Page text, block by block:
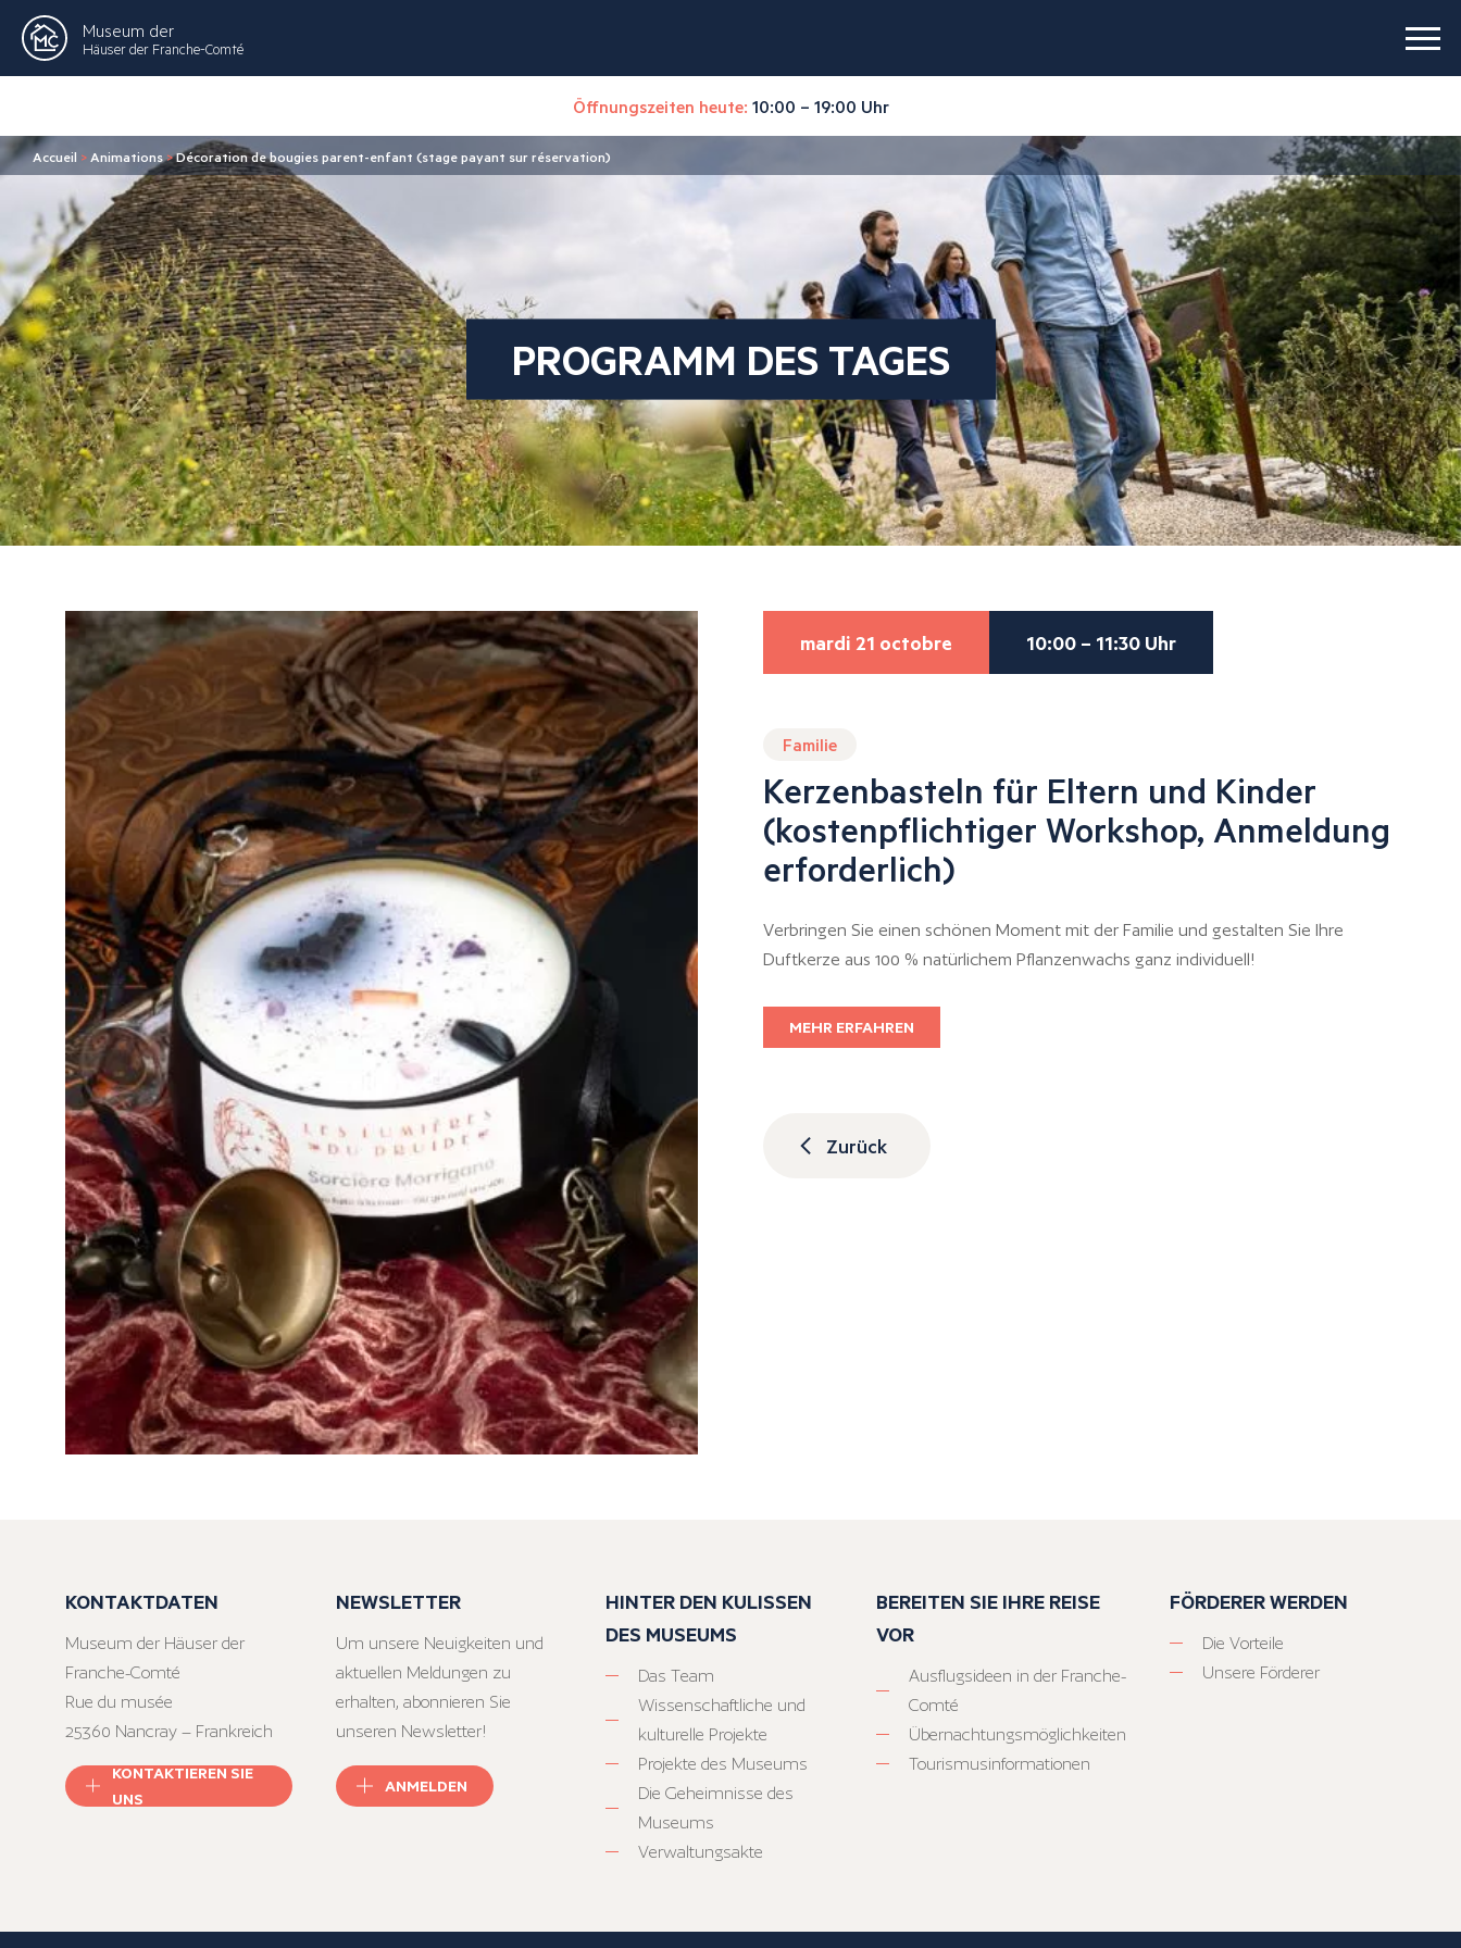
Museum der
Häuser der Franche-Comté
Öffnungszeiten heute: 10:00 – 19:00 Uhr
Accueil > Animations>Décoration de bougies parent-enfant (stage payant sur réservation)
PROGRAMM DES TAGES
mardi 21 octobre 10:00 – 11:30 Uhr
Familie
Kerzenbasteln für Eltern und Kinder
(kostenpflichtiger Workshop, Anmeldung
erforderlich)
Verbringen Sie einen schönen Moment mit der Familie und gestalten Sie Ihre
Duftkerze aus 100 % natürlichem Pflanzenwachs ganz individuell!
MEHR ERFAHREN
Zurück
KONTAKTDATEN
Museum der Häuser der
Franche-Comté
Rue du musée
25360 Nancray – Frankreich
KONTAKTIEREN SIE
UNS
NEWSLETTER
Um unsere Neuigkeiten und
aktuellen Meldungen zu
erhalten, abonnieren Sie
unseren Newsletter!
ANMELDEN
HINTER DEN KULISSEN
DES MUSEUMS
Das Team
Wissenschaftliche und
kulturelle Projekte
Projekte des Museums
Die Geheimnisse des
Museums
Verwaltungsakte
BEREITEN SIE IHRE REISE
VOR
Ausflugsideen in der Franche-
Comté
Übernachtungsmöglichkeiten
Tourismusinformationen
FÖRDERER WERDEN
Die Vorteile
Unsere Förderer